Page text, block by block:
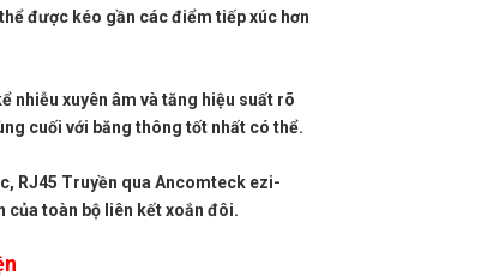
được kéo gần các điểm tiếp xúc hơn
nhiễu xuyên âm và tăng hiệu suất rõ
cuối với băng thông tốt nhất có thể.
RJ45 Truyền qua Ancomteck ezi-
của toàn bộ liên kết xoắn đôi.